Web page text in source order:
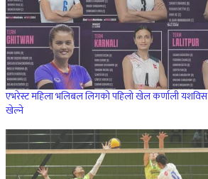
एभरेस्ट महिला भलिबल लिगको पहिलो खेल कर्णाली यशविस
खेल्ने